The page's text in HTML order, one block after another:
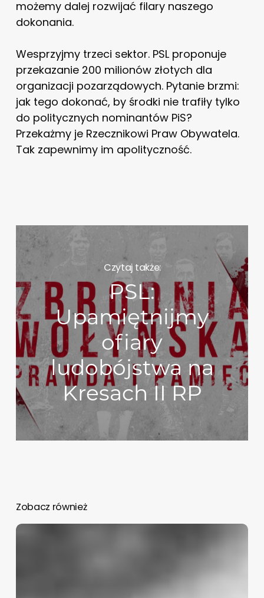
możemy dalej rozwijać filary naszego
dokonania.
Wesprzyjmy trzeci sektor. PSL proponuje
przekazanie 200 milionów złotych dla
organizacji pozarządowych. Pytanie brzmi:
jak tego dokonać, by środki nie trafiły tylko
do politycznych nominantów PiS?
Przekażmy je Rzecznikowi Praw Obywatela.
Tak zapewnimy im apolityczność.
Czytaj także:
PSL:
Upamiętnijmy
ofiary
ludobójstwa na
Kresach II RP
Zobacz również